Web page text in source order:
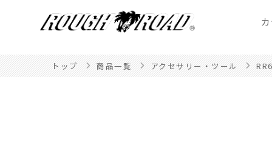
トップ 商品一覧 アクセサリー・ツール